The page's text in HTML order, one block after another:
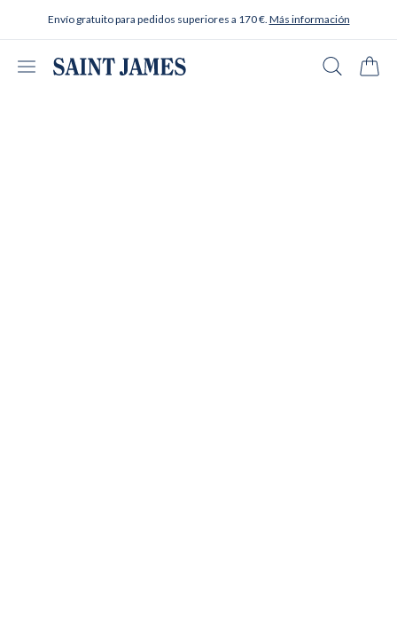
Envío gratuito para pedidos superiores a 170 €. Más información
Abrir menú